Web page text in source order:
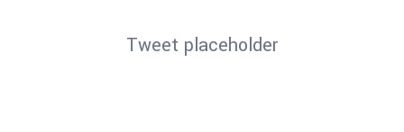
Tweet placeholder